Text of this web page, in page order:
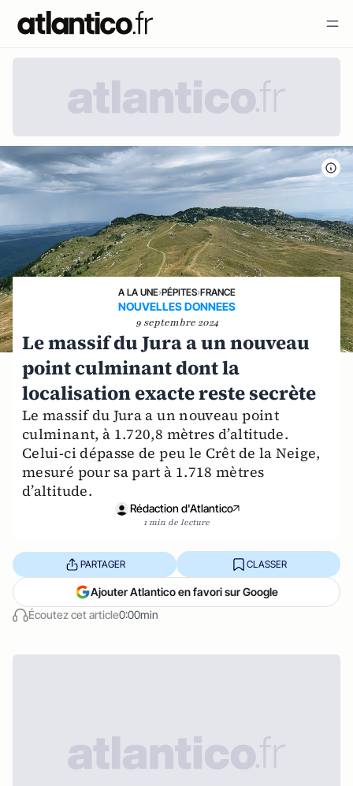
A LA UNE›PÉPITES›FRANCE
NOUVELLES DONNEES
9 septembre 2024
Le massif du Jura a un nouveau
point culminant dont la
localisation exacte reste secrète
Le massif du Jura a un nouveau point
culminant, à 1.720,8 mètres d’altitude.
Celui-ci dépasse de peu le Crêt de la Neige,
mesuré pour sa part à 1.718 mètres
d’altitude.
Rédaction d'Atlantico
1 min de lecture
Écoutez cet article0:00min
PARTAGER CLASSER
Ajouter Atlantico en favori sur Google